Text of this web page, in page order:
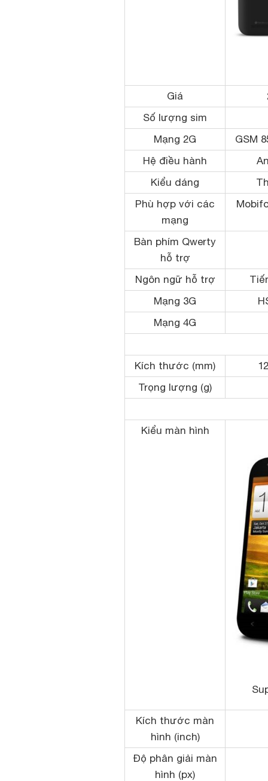
Giá
Số lượng sim
Mạng 2G
GSM
Hệ điều hành
Kiểu dáng
Phù hợp với các
mạng
Bàn phím Qwerty
hỗ trợ
Ngôn ngữ hỗ trợ
Mạng 3G
Mạng 4G
Kích thước (mm)
Trọng lượng (g)
Kiểu màn hình
Kích thước màn
hình (inch)
Độ phân giải màn
hình (px)